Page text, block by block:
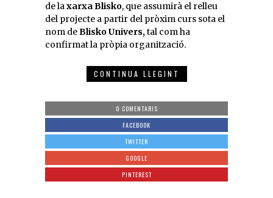
de laxarxa Blisko, que assumirà el relleu
del projecte a partir del pròxim curs sota el
nom deBlisko Univers,tal com ha
confirmat la pròpia organització.
CONTINUA LLEGINT
0 COMENTARIS
FACEBOOK
TWITTER
GOOGLE
PINTEREST